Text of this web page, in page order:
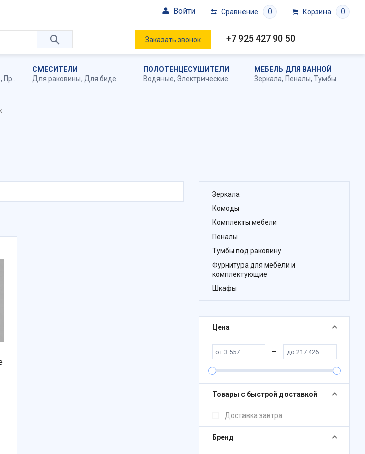
Войти Сравнение 0 Корзина 0
Заказать звонок +7 925 427 90 50
, Приставные
СМЕСИТЕЛИ
Для раковины, Для биде
ПОЛОТЕНЦЕСУШИТЕЛИ
Водяные, Электрические
МЕБЕЛЬ ДЛЯ ВАННОЙ
Зеркала, Пеналы, Тумбы
Зеркала
Комоды
Комплекты мебели
Пеналы
Тумбы под раковину
Фурнитура для мебели и
комплектующие
Шкафы
Цена
—
Товары с быстрой доставкой
Доставка завтра
Бренд